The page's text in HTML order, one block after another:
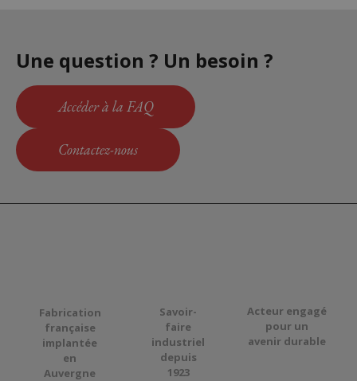
Une question ? Un besoin ?
Accéder à la FAQ
Contactez-nous
Fabrication
française
implantée
en
Auvergne
Savoir-
faire
industriel
depuis
1923
Acteur engagé
pour un
avenir durable